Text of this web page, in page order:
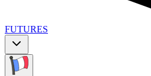
FUTURES